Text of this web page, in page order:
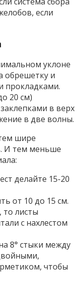
если
уклоне
обрешетку и
прокладками.
20 см)
в верх
в две волны.
шире
И тем меньше
делайте 15-20
от 10 до 15 см.
то листы
с нахлестом
8° стыки между
чтобы